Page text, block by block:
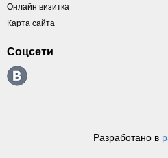
Онлайн визитка
Карта сайта
Соцсети
Разработано в